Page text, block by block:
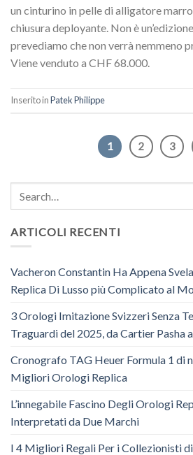
un cinturino in pelle di alligatore
chiusura deployante. Non è
prevediamo che non verrà nemmeno
Viene venduto a CHF 68.000.
Inserito inPatek Philippe
1 2 3
ARTICOLI RECENTI
Vacheron Constantin Ha Appena
Replica Di Lusso più Complicato al
3 Orologi Imitazione Svizzeri Senza
Traguardi del 2025, da Cartier Pasha
Cronografo TAG Heuer Formula 1 di
Migliori Orologi Replica
L’innegabile Fascino Degli Orologi
Interpretati da Due Marchi
I 4 Migliori Regali Per i Collezionisti